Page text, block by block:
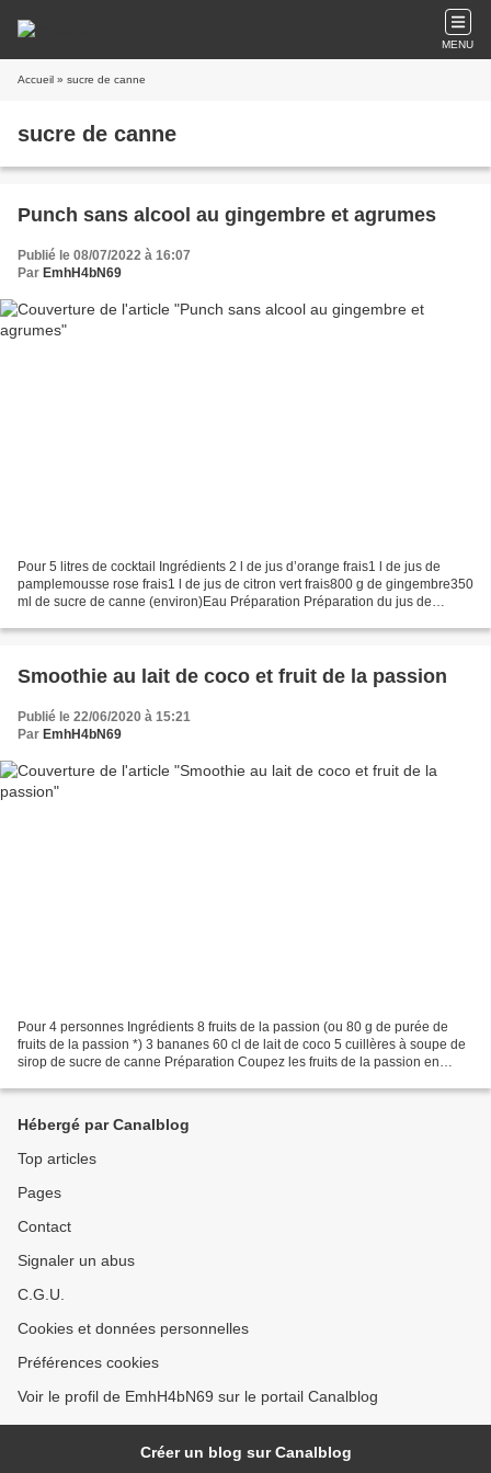
MENU
Accueil » sucre de canne
sucre de canne
Punch sans alcool au gingembre et agrumes
Publié le 08/07/2022 à 16:07
Par EmhH4bN69
Pour 5 litres de cocktail Ingrédients 2 l de jus d’orange frais1 l de jus de
pamplemousse rose frais1 l de jus de citron vert frais800 g de gingembre350
ml de sucre de canne (environ)Eau Préparation Préparation du jus de
Smoothie au lait de coco et fruit de la passion
Publié le 22/06/2020 à 15:21
Par EmhH4bN69
Pour 4 personnes Ingrédients 8 fruits de la passion (ou 80 g de purée de
fruits de la passion *) 3 bananes 60 cl de lait de coco 5 cuillères à soupe de
sirop de sucre de canne Préparation Coupez les fruits de la passion en
Hébergé par Canalblog
Top articles
Pages
Contact
Signaler un abus
C.G.U.
Cookies et données personnelles
Préférences cookies
Voir le profil de EmhH4bN69 sur le portail Canalblog
Créer un blog sur Canalblog